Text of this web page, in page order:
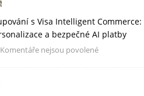
s Visa Intelligent Commerce:
a bezpečné AI platby
Komentáře nejsou povolené